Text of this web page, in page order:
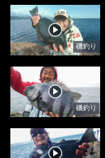
磯釣り
磯釣り